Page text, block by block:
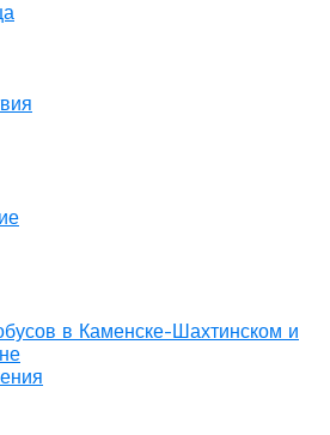
в Каменске-Шахтинском и